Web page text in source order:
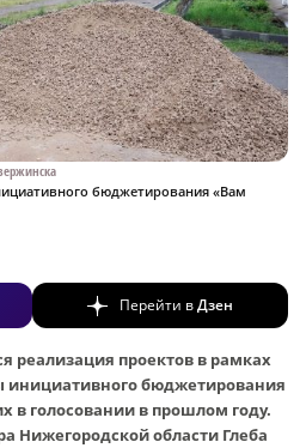
бюджетирования «Вам
Перейти вДзен
реализация проектов в рамках
инициативного бюджетирования
голосовании в прошлом году.
Нижегородской области Глеба